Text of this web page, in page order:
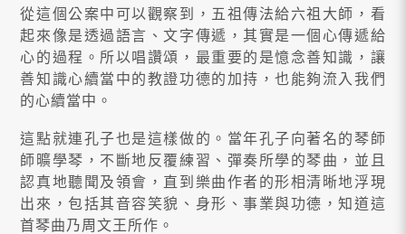
從這個公案中可以觀察到，五祖傳法給六祖大師，看
起來像是透過語言、文字傳遞，其實是一個心傳遞給
心的過程。所以唱讚頌，最重要的是憶念善知識，讓
善知識心續當中的教證功德的加持，也能夠流入我們
的心續當中。
這點就連孔子也是這樣做的。當年孔子向著名的琴師
師曠學琴，不斷地反覆練習、彈奏所學的琴曲，並且
認真地聽聞及領會，直到樂曲作者的形相清晰地浮現
出來，包括其音容笑貌、身形、事業與功德，知道這
首琴曲乃周文王所作。